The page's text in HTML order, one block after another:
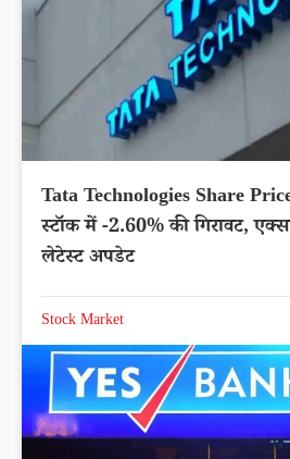
Tata Technologies Share
स्टॉक में -2.60% की गिरावट,
लेटेस्ट अपडेट
Stock Market